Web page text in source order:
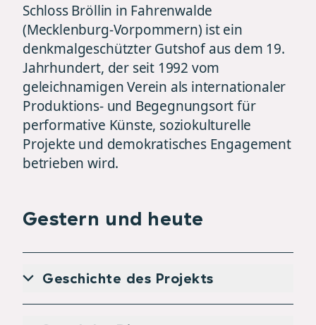
Schloss Bröllin in Fahrenwalde
(Mecklenburg-Vorpommern) ist ein
denkmalgeschützter Gutshof aus dem 19.
Jahrhundert, der seit 1992 vom
geleichnamigen Verein als internationaler
Produktions- und Begegnungsort für
performative Künste, soziokulturelle
Projekte und demokratisches Engagement
betrieben wird.
Gestern und heute
Geschichte des Projekts